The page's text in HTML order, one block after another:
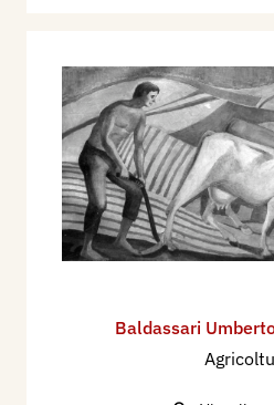
Baldassari